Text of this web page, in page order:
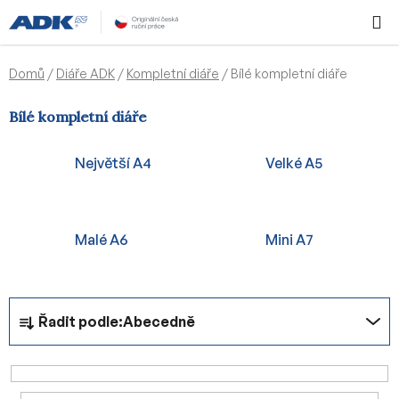
na
obsah
KOŠÍK
Domů / Diáře ADK / Kompletní diáře / Bílé kompletní diáře
Bílé kompletní diáře
Největší A4 Velké A5
Malé A6 Mini A7
Ř
z
e
Řadit podle:Abecedně